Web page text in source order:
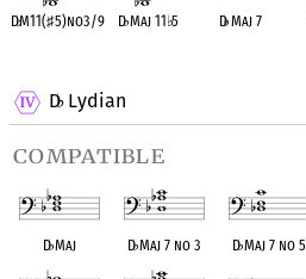
D♭Lydian
compatible
D♭Maj D♭Maj 7 no 3 D♭Maj 7 no 5
D♭M11(♯5)no3/9 D♭Maj 11♭5 D♭Maj 7